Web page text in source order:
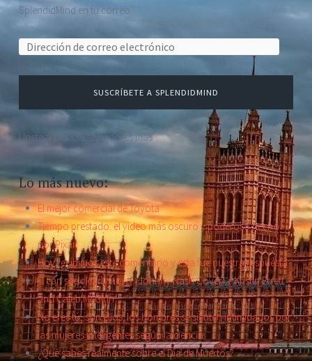
SplendidMind en tu correo.
SUSCRÍBETE A SPLENDIDMIND
Únete a 175.399 seguidores más
Lo más nuevo:
El mejor comercial de Toyota
Tiempo prestado: el video más oscuro y poderoso hecho
por Pixar
Hoy recibimos este comentario y esta fue nuestra respuesta.
«I can see clearly now» (Johnny Nash Cover) – Kristin Errett
and Caleb McGinn
No eres tú, son ellos: los hombres se sienten intimidados por
las mujeres inteligentes según la ciencia
¿Qué sabes realmente sobre el Día de Muertos?